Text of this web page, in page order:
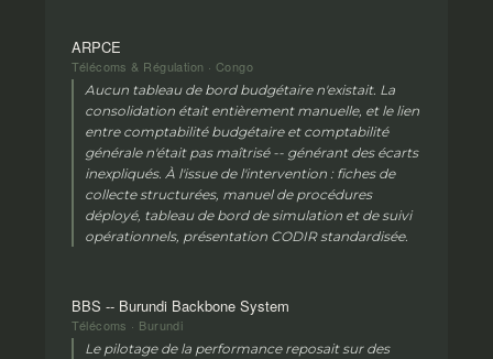
ARPCE
Télécoms & Régulation · Congo
Aucun tableau de bord budgétaire n'existait. La
consolidation était entièrement manuelle, et le lien
entre comptabilité budgétaire et comptabilité
générale n'était pas maîtrisé -- générant des écarts
inexpliqués. À l'issue de l'intervention : fiches de
collecte structurées, manuel de procédures
déployé, tableau de bord de simulation et de suivi
opérationnels, présentation CODIR standardisée.
BBS -- Burundi Backbone System
Télécoms · Burundi
Le pilotage de la performance reposait sur des